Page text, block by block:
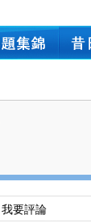
我要評論